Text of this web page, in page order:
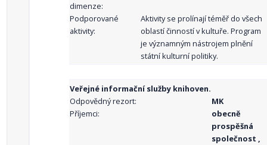
dimenze:
Podporované
aktivity:
Aktivity se prolínají téměř do všech
oblastí činností v kultuře. Program
je významným nástrojem plnění
státní kulturní politiky.
Veřejné informační služby knihoven.
Odpovědný rezort:
MK
Příjemci:
obecně
prospěšná
společnost ,